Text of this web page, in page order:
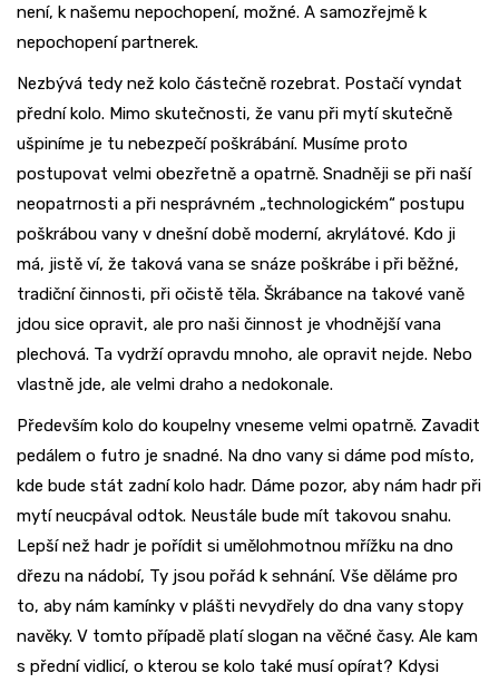
není, k našemu nepochopení, možné. A samozřejmě k
nepochopení partnerek.
Nezbývá tedy než kolo částečně rozebrat. Postačí vyndat
přední kolo. Mimo skutečnosti, že vanu při mytí skutečně
ušpiníme je tu nebezpečí poškrábání. Musíme proto
postupovat velmi obezřetně a opatrně. Snadněji se při naší
neopatrnosti a při nesprávném „technologickém“ postupu
poškrábou vany v dnešní době moderní, akrylátové. Kdo ji
má, jistě ví, že taková vana se snáze poškrábe i při běžné,
tradiční činnosti, při očistě těla. Škrábance na takové vaně
jdou sice opravit, ale pro naši činnost je vhodnější vana
plechová. Ta vydrží opravdu mnoho, ale opravit nejde. Nebo
vlastně jde, ale velmi draho a nedokonale.
Především kolo do koupelny vneseme velmi opatrně. Zavadit
pedálem o futro je snadné. Na dno vany si dáme pod místo,
kde bude stát zadní kolo hadr. Dáme pozor, aby nám hadr při
mytí neucpával odtok. Neustále bude mít takovou snahu.
Lepší než hadr je pořídit si umělohmotnou mřížku na dno
dřezu na nádobí, Ty jsou pořád k sehnání. Vše děláme pro
to, aby nám kamínky v plášti nevydřely do dna vany stopy
navěky. V tomto případě platí slogan na věčné časy. Ale kam
s přední vidlicí, o kterou se kolo také musí opírat? Kdysi